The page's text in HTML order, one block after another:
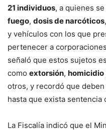
21 individuos, a quienes
fuego, dosis de narcóticos,
y vehículos con los que
pertenecer a
señaló que estos sujetos
como extorsión, homicidio
otros, y recordó que
hasta que exista sentencia
La Fiscalía indicó que el